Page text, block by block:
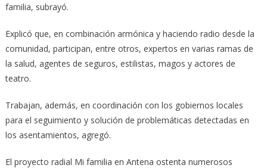
familia, subrayó.
Explicó que, en combinación armónica y haciendo radio desde la
comunidad, participan, entre otros, expertos en varias ramas de
la salud, agentes de seguros, estilistas, magos y actores de
teatro.
Trabajan, además, en coordinación con los gobiernos locales
para el seguimiento y solución de problemáticas detectadas en
los asentamientos, agregó.
El proyecto radial Mi familia en Antena ostenta numerosos